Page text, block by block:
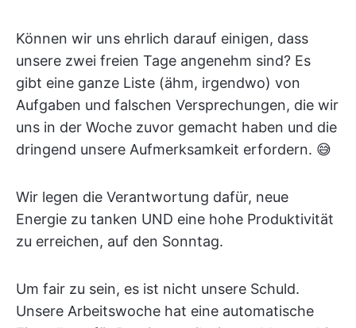
Können wir uns ehrlich darauf einigen, dass
unsere zwei freien Tage angenehm sind? Es
gibt eine ganze Liste (ähm, irgendwo) von
Aufgaben und falschen Versprechungen, die wir
uns in der Woche zuvor gemacht haben und die
dringend unsere Aufmerksamkeit erfordern. 😅
Wir legen die Verantwortung dafür, neue
Energie zu tanken UND eine hohe Produktivität
zu erreichen, auf den Sonntag.
Um fair zu sein, es ist nicht unsere Schuld.
Unsere Arbeitswoche hat eine automatische